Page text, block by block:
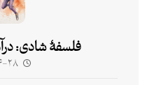
فلسفۀ شادی: